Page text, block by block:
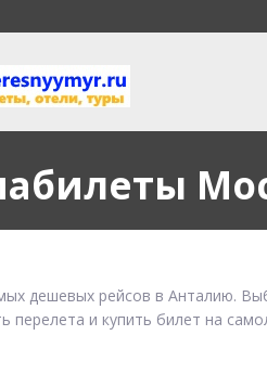
дешевых рейсов в Анталию.
перелета и купить билет на